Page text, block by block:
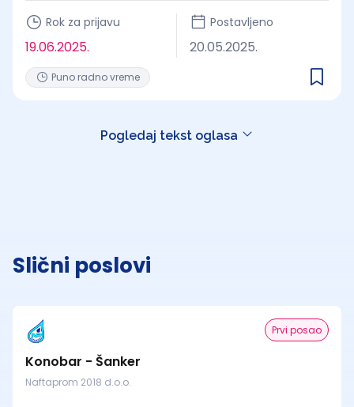
Rok za prijavu
19.06.2025.
Postavljeno
20.05.2025.
Puno radno vreme
Pogledaj tekst oglasa
Slični poslovi
Prvi posao
Konobar - Šanker
Naftaprom 2018 d.o.o.